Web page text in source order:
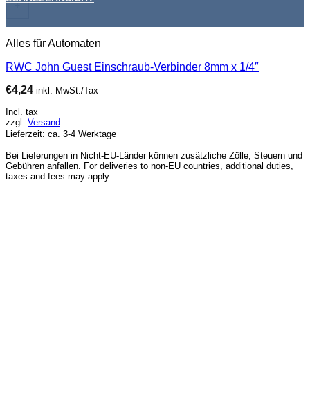
+
Alles für Automaten
RWC John Guest Einschraub-Verbinder 8mm x 1/4″
€4,24 inkl. MwSt./Tax
Incl. tax
zzgl. Versand
Lieferzeit: ca. 3-4 Werktage
Bei Lieferungen in Nicht-EU-Länder können zusätzliche Zölle, Steuern und
Gebühren anfallen. For deliveries to non-EU countries, additional duties,
taxes and fees may apply.